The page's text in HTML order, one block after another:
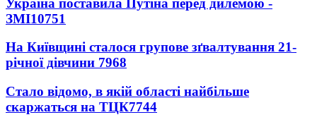
ЗМІ10751
На Київщині сталося групове зґвалтування 21-
річної дівчини 7968
Стало відомо, в якій області найбільше
скаржаться на ТЦК7744